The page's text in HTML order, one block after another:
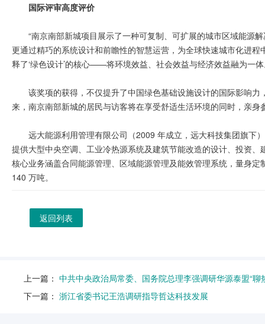
国际评审高度评价
“南京南部新城项目展示了一种可复制、可扩展的城市区域能源
更通过精巧的系统设计和前瞻性的智慧运营，为全球快速城市化进
释了‘绿色设计’的核心——将环境效益、社会效益与经济效益融为一体
该奖项的获得，不仅提升了中国绿色基础设施设计的国际影响
来，南京南部新城的居民与访客将在享受舒适生活环境的同时，亲
远大能源利用管理有限公司（2009 年成立，远大科技集团旗下
提供大型中央空调、工业冷热源系统及建筑节能改造的设计、投资
核心业务涵盖合同能源管理、区域能源管理及能效管理系统，量身
140 万吨。
返回列表
上一篇： 中共中央政治局常委、国务院总理李强调研华源泰盟“聊
下一篇： 浙江省委书记王浩调研指导哲达科技发展